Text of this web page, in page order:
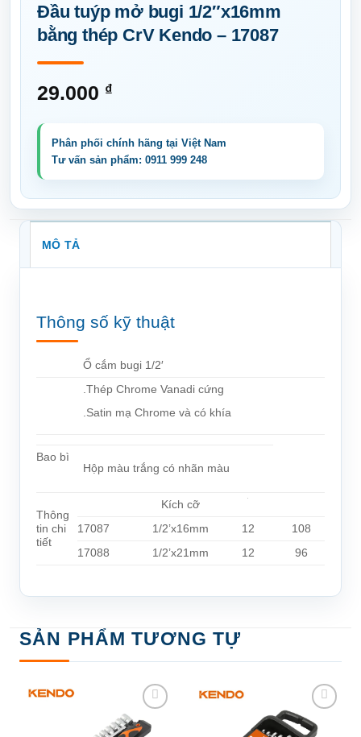
Đầu tuýp mở bugi 1/2″x16mm
bằng thép CrV Kendo – 17087
29.000 ₫
MÔ TẢ
Thông số kỹ thuật
Ổ cắm bugi 1/2′
.Thép Chrome Vanadi cứng
.Satin mạ Chrome và có khía
Bao bì
Hộp màu trắng có nhãn màu
Thông
tin chi
tiết
Kích cỡ
17087
1/2’x16mm 12
108
17088
1/2’x21mm 12 96
SẢN PHẨM TƯƠNG TỰ
Add to
wishlist
Add to
wishlist